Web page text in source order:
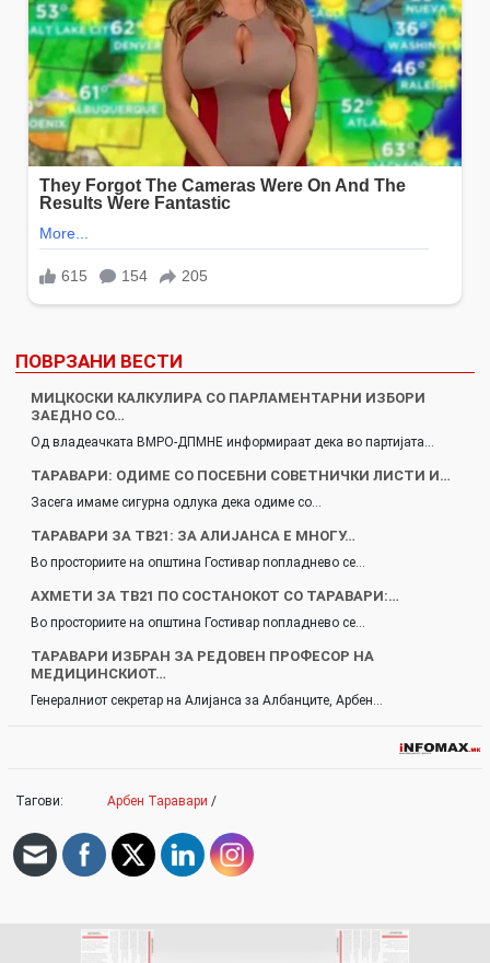
ПОВРЗАНИ ВЕСТИ
МИЦКОСКИ КАЛКУЛИРА СО ПАРЛАМЕНТАРНИ ИЗБОРИ
ЗАЕДНО СО…
Од владеачката ВМРО-ДПМНЕ информираат дека во партијата…
ТАРАВАРИ: ОДИМЕ СО ПОСЕБНИ СОВЕТНИЧКИ ЛИСТИ И…
Засега имаме сигурна одлука дека одиме со…
ТАРАВАРИ ЗА ТВ21: ЗА АЛИЈАНСА Е МНОГУ…
Во просториите на општина Гостивар попладнево се…
АХМЕТИ ЗА ТВ21 ПО СОСТАНОКОТ СО ТАРАВАРИ:…
Во просториите на општина Гостивар попладнево се…
ТАРАВАРИ ИЗБРАН ЗА РЕДОВЕН ПРОФЕСОР НА
MEДИЦИНСКИОТ…
Генералниот секретар на Алијанса за Албанците, Арбен…
Тагови: Арбен Таравари /